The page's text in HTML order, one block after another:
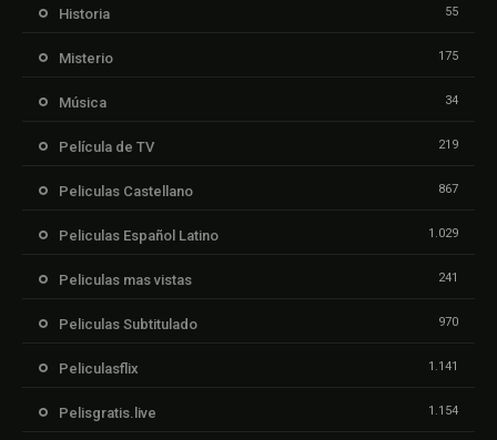
Historia 55
Misterio 175
Música 34
Película de TV 219
Peliculas Castellano 867
Peliculas Español Latino 1.029
Peliculas mas vistas 241
Peliculas Subtitulado 970
Peliculasflix 1.141
Pelisgratis.live 1.154